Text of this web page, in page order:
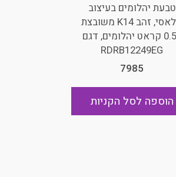
טבעת יהלומים בעיצוב
קלאסי, זהב K14 משובצת
0.50 קראט יהלומים, דגם
RDRB12249EG
7985
הוספה לסל הקניות